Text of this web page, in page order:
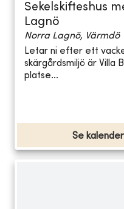
Sekelskifteshus
Lagnö
Norra Lagnö, Värmdö
Letar ni efter ett
skärgårdsmiljö är Villa
platse...
Se